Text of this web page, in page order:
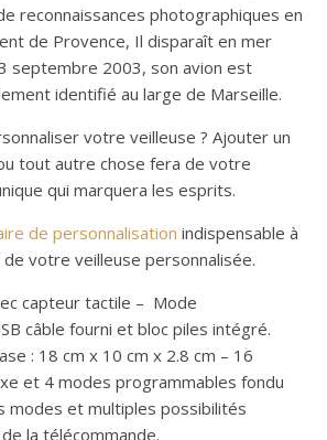
reconnaissances photographiques en
de Provence, Il disparaît en mer
septembre 2003, son avion est
identifié au large de Marseille.
votre veilleuse ? Ajouter un
tout autre chose fera de votre
qui marquera les esprits.
de personnalisation indispensable à
de votre veilleuse personnalisée.
capteur tactile – Mode
câble fourni et bloc piles intégré.
: 18 cm x 10 cm x 2.8 cm – 16
et 4 modes programmables fondu
modes et multiples possibilités
la télécommande.